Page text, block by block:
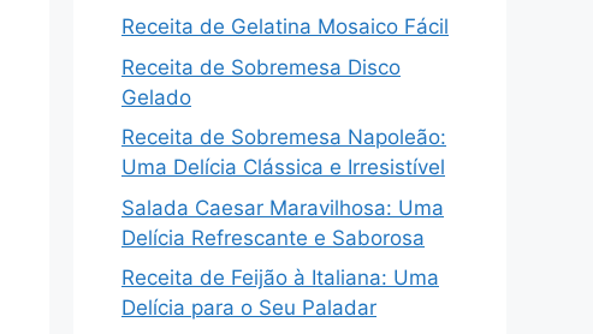
Receita de Gelatina Mosaico Fácil
Receita de Sobremesa Disco
Gelado
Receita de Sobremesa Napoleão:
Uma Delícia Clássica e Irresistível
Salada Caesar Maravilhosa: Uma
Delícia Refrescante e Saborosa
Receita de Feijão à Italiana: Uma
Delícia para o Seu Paladar